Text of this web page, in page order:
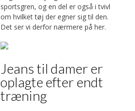
sportsgren, og en del er også i tvivl
om hvilket tøj der egner sig til den.
Det ser vi derfor nærmere på her.
Jeans til damer er
oplagte efter endt
træning